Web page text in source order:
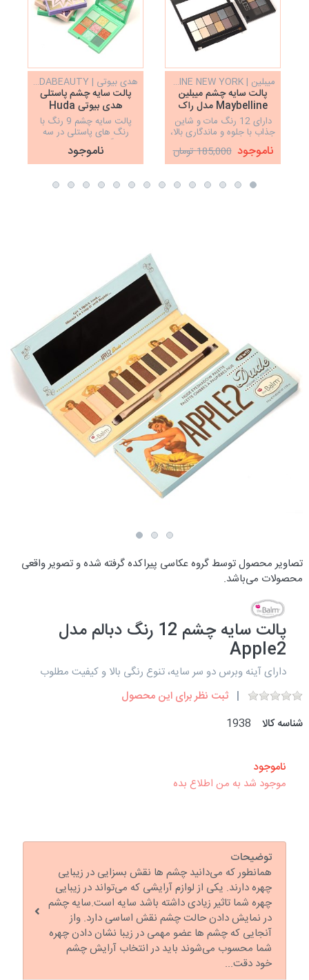
میبلین | MAYBELLINE NEW YORK
پالت سایه چشم میبلین
Maybelline مدل راک
نودز
دارای 12 رنگ مات و شاین
جذاب با جلوه و ماندگاری بالا،
ناموجود 185,000 تومان
هدی بیوتی | HUDABEAUTY
پالت سایه چشم پاستلی
هدی بیوتی Huda
Beauty پالت سایه چشم 9 رنگ با
رنگ های پاستلی در سه
رنگبندی زیبا و خنک
ناموجود
تصاویر محصول توسط گروه عکاسی پیراکده گرفته شده و تصویر واقعی
محصولات می‌باشد.
پالت سایه چشم 12 رنگ دبالم مدل
Apple2
دارای آینه وبرس دو سر سایه، تنوع رنگی بالا و کیفیت مطلوب
ثبت نظر برای این محصول
شناسه کالا
1938
ناموجود
موجود شد به من اطلاع بده
توضیحات
همانطور که می‌دانید چشم ها نقش بسزایی در زیبایی
چهره دارند. یکی از لوازم آرایشی که می‌تواند در زیبایی
چهره شما تاثیر زیادی داشته باشد سایه است.سایه چشم
در نمایش دادن حالت چشم نقش اساسی دارد. واز
آنجایی که چشم ها عضو مهمی در زیبا نشان دادن چهره
شما محسوب می‌شوند باید در انتخاب آرایش چشم
خود دقت...